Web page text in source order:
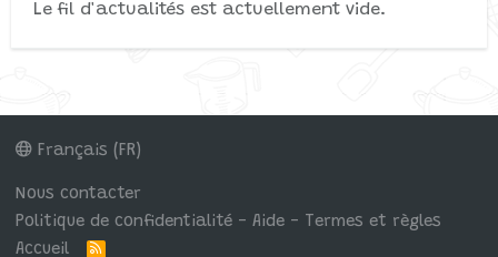
Le fil d'actualités est actuellement vide.
Français (FR)
Nous contacter
Politique de confidentialité - Aide - Termes et règles
Accueil
R